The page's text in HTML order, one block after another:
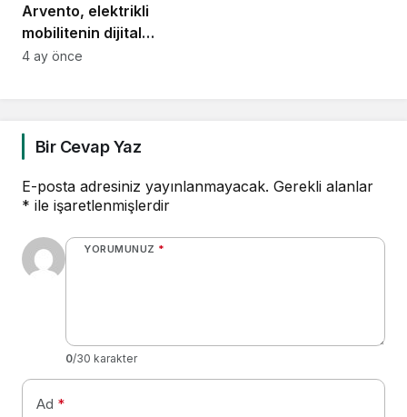
Arvento, elektrikli
mobilitenin dijital
omurgası olacak
4 ay önce
Bir Cevap Yaz
E-posta adresiniz yayınlanmayacak. Gerekli alanlar
* ile işaretlenmişlerdir
YORUMUNUZ *
0/30 karakter
Ad *